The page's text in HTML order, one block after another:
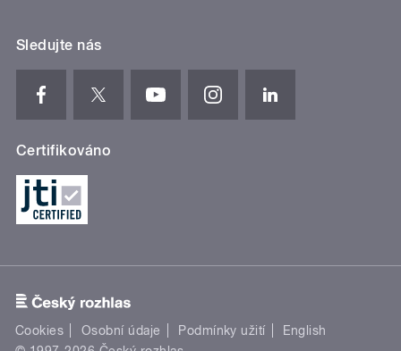
Sledujte nás
Certifikováno
Cookies Osobní údaje Podmínky užití
English